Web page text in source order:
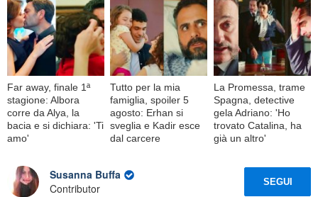
Far away, finale 1ª
stagione: Albora
corre da Alya, la
bacia e si dichiara: 'Ti
amo'
Tutto per la mia
famiglia, spoiler 5
agosto: Erhan si
sveglia e Kadir esce
dal carcere
La Promessa, trame
Spagna, detective
gela Adriano: 'Ho
trovato Catalina, ha
già un altro'
Susanna Buffa
Contributor
SEGUI